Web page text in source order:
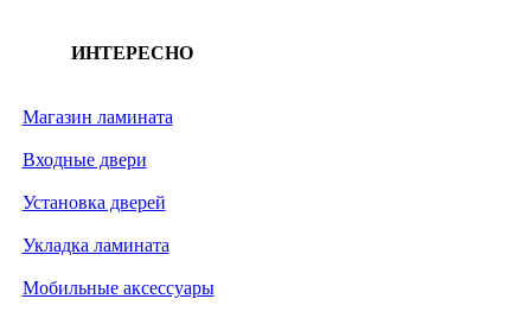
ИНТЕРЕСНО
Магазин ламината
Входные двери
Установка дверей
Укладка ламината
Мобильные аксессуары